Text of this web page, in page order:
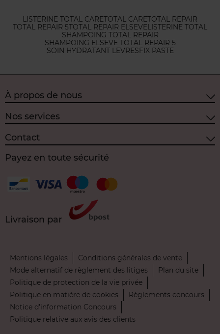
LISTERINE TOTAL CARETOTAL CARETOTAL REPAIR
TOTAL REPAIR 5TOTAL REPAIR ELSEVELISTERINE TOTAL
SHAMPOING TOTAL REPAIR
SHAMPOING ELSEVE TOTAL REPAIR 5
SOIN HYDRATANT LEVRESFIX PASTE
À propos de nous
Nos services
Contact
Payez en toute sécurité
Livraison par
Mentions légales
Conditions générales de vente
Mode alternatif de règlement des litiges
Plan du site
Politique de protection de la vie privée
Politique en matière de cookies
Règlements concours
Notice d’information Concours
Politique relative aux avis des clients